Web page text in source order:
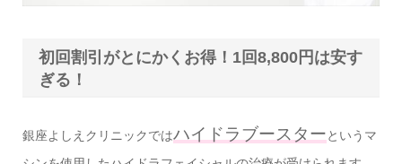
初回割引がとにかくお得！1回8,800円は安す
ぎる！
銀座よしえクリニックではハイドラブースターというマ